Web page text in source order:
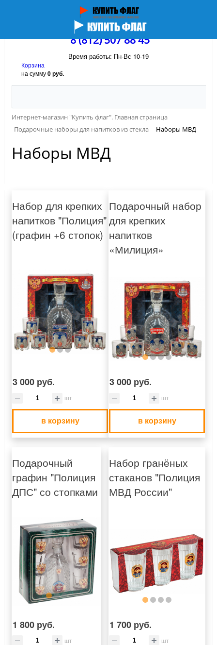
8 (812) 507 88 45
Время работы: Пн-Вс 10-19
Корзина
на сумму0 руб.
Интернет-магазин "Купить флаг". Главная страница
Подарочные наборы для напитков из стекла
Наборы МВД
Наборы МВД
Набор для крепких
напитков "Полиция"
(графин +6 стопок)
3 000 руб.
шт
в корзину
Подарочный набор
для крепких
напитков
«Милиция»
3 000 руб.
шт
в корзину
Подарочный
графин "Полиция
ДПС" со стопками
1 800 руб.
шт
Набор гранёных
стаканов "Полиция
МВД России"
1 700 руб.
шт